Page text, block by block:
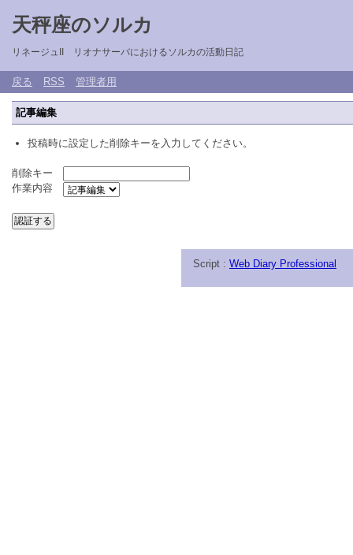
天秤座のソルカ
リネージュII リオナサーバにおけるソルカの活動日記
戻る RSS 管理者用
記事編集
投稿時に設定した削除キーを入力してください。
削除キー
作業内容
Script : Web Diary Professional